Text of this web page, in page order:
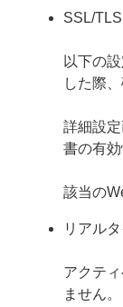
SSL/
以下の
した際
詳細設
書の有効
該当の
リアル
アクテ
ません。